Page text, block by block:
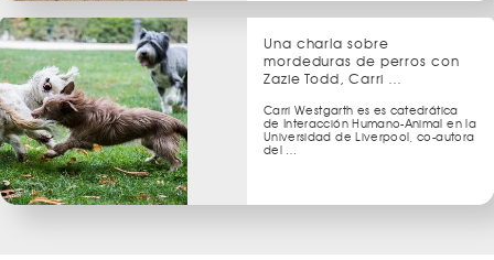
Una charla sobre
mordeduras de perros con
Zazie Todd, Carri …
Carri Westgarth es es catedrática
de Interacción Humano-Animal en la
Universidad de Liverpool, co-autora
del …